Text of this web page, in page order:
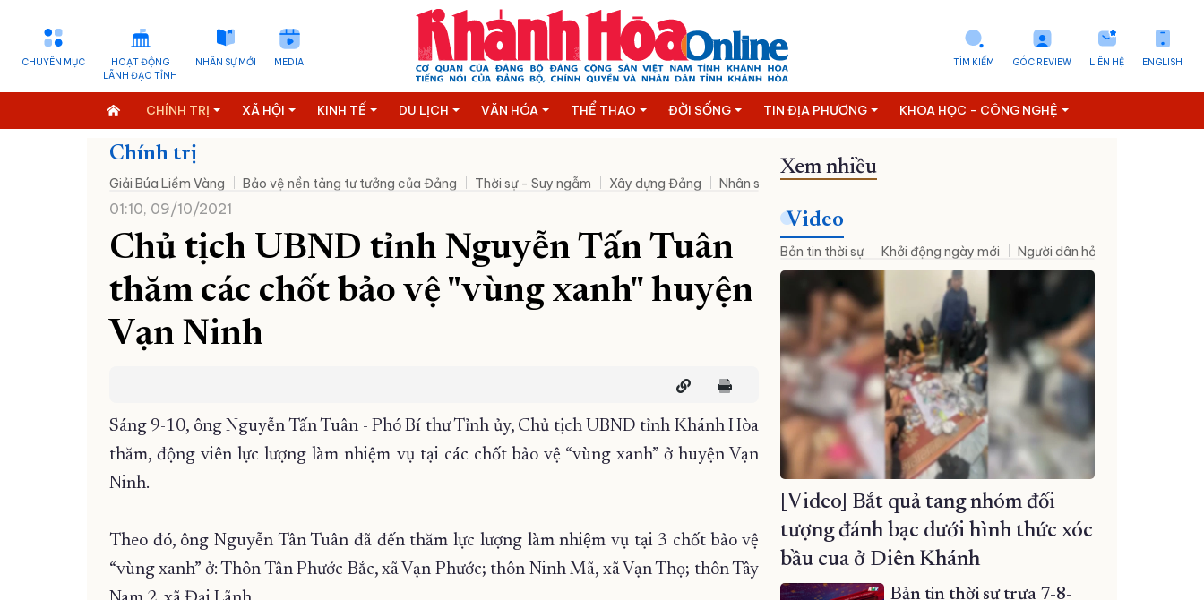
CHUYÊN MỤC
HOẠT ĐỘNG
LÃNH ĐẠO TỈNH
NHÂN SỰ MỚI MEDIA ENGLISH
LIÊN HỆ
GÓC REVIEW
TÌM KIẾM
CHÍNH TRỊ XÃ HỘI KINH TẾ DU LỊCH VĂN HÓA THỂ THAO ĐỜI SỐNG TIN ĐỊA PHƯƠNG KHOA HỌC - CÔNG NGHỆ
Chính trị
Giải Búa Liềm Vàng Bảo vệ nền tảng tư tưởng của Đảng Thời sự - Suy ngẫm Xây dựng Đảng Nhân sự mới Đưa NQ09 vào cuộc sống
01:10, 09/10/2021
Chủ tịch UBND tỉnh Nguyễn Tấn Tuân
thăm các chốt bảo vệ "vùng xanh" huyện
Vạn Ninh
Sáng 9-10, ông Nguyễn Tấn Tuân - Phó Bí thư Tỉnh ủy, Chủ tịch UBND tỉnh Khánh Hòa
thăm, động viên lực lượng làm nhiệm vụ tại các chốt bảo vệ “vùng xanh” ở huyện Vạn
Ninh.
Theo đó, ông Nguyễn Tân Tuân đã đến thăm lực lượng làm nhiệm vụ tại 3 chốt bảo vệ
“vùng xanh” ở: Thôn Tân Phước Bắc, xã Vạn Phước; thôn Ninh Mã, xã Vạn Thọ; thôn Tây
Xem nhiều
Video
Bản tin thời sự Khởi động ngày mới Người dân hỏi – Cơ quan nhà
[Video] Bắt quả tang nhóm đối
tượng đánh bạc dưới hình thức xóc
bầu cua ở Diên Khánh
Bản tin thời sự trưa 7-8-